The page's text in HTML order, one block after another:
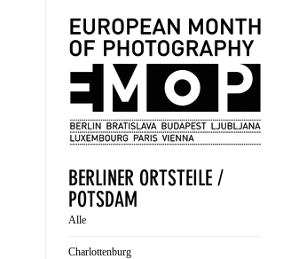
BERLINER ORTSTEILE /
POTSDAM
Alle
Charlottenburg